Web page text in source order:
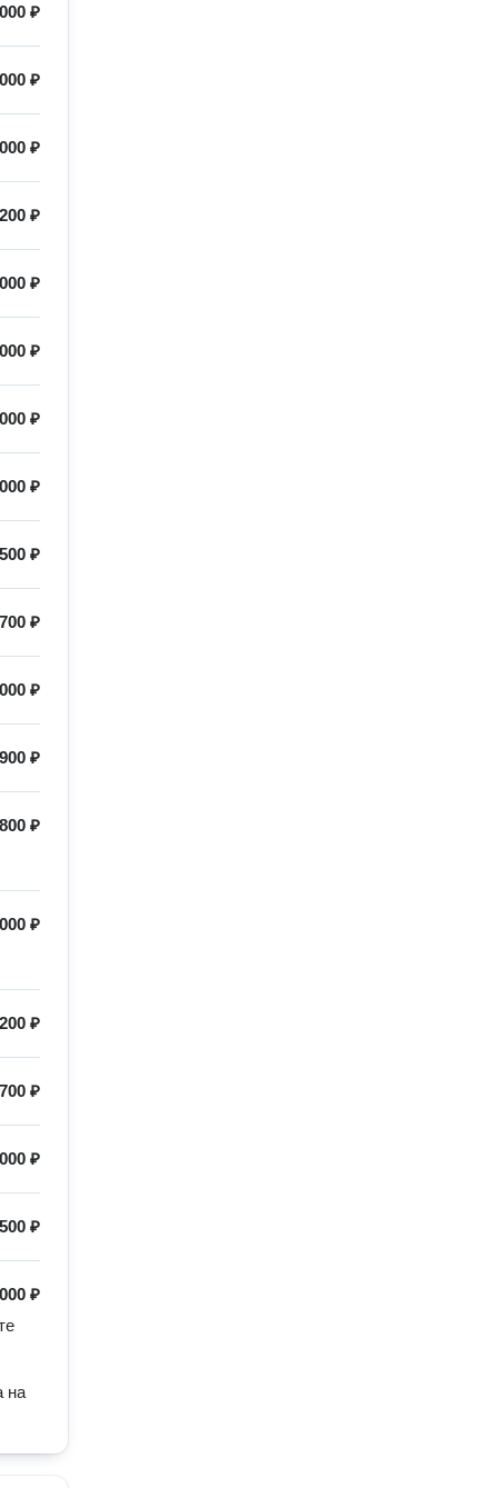
₽
₽
₽
₽
₽
₽
₽
₽
₽
₽
₽
900 ₽
₽
₽
₽
700 ₽
₽
₽
₽
на